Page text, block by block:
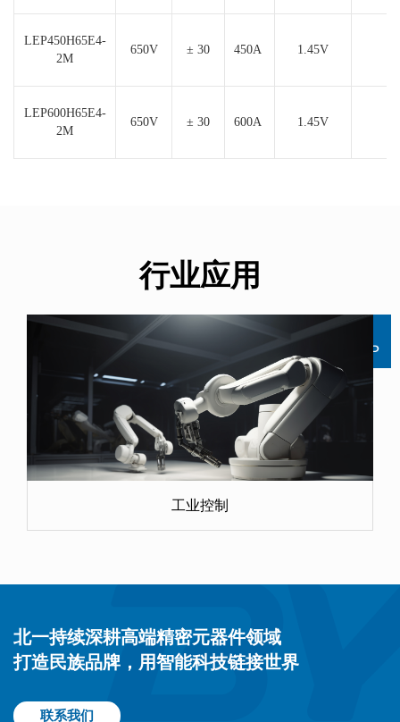
LEP450H65E4-
2M
650V ± 30 450A 1.45V
LEP600H65E4-
2M
650V ± 30 600A 1.45V
行业应用
工业控制
北一持续深耕高端精密元器件领域
打造民族品牌，用智能科技链接世界
联系我们